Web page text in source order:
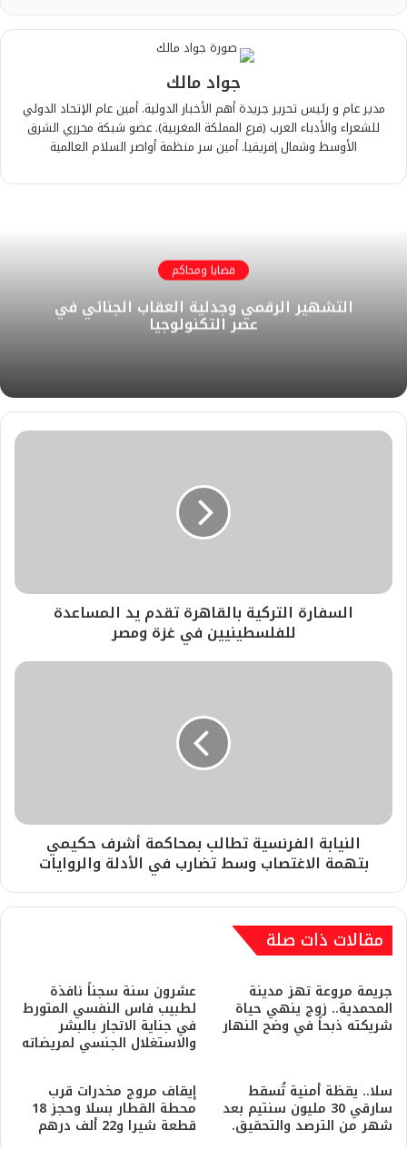
جواد مالك
مدير عام و رئيس تحرير جريدة أهم الأخبار الدولية. أمين عام الإتحاد الدولي
للشعراء والأدباء العرب (فرع المملكة المغربية). عضو شبكة محرري الشرق
الأوسط وشمال إفريقيا. أمين سر منظمة أواصر السلام العالمية
قضايا ومحاكم
التشهير الرقمي وجدلية العقاب الجنائي في
عصر التكنولوجيا
السفارة التركية بالقاهرة تقدم يد المساعدة
للفلسطينيين في غزة ومصر
النيابة الفرنسية تطالب بمحاكمة أشرف حكيمي
بتهمة الاغتصاب وسط تضارب في الأدلة والروايات
مقالات ذات صلة
​جريمة مروعة تهز مدينة
المحمدية.. زوج ينهي حياة
شريكته ذبحاً في وضح النهار
عشرون سنة سجناً نافذة
لطبيب فاس النفسي المتورط
في جناية الاتجار بالبشر
والاستغلال الجنسي لمريضاته
سلا.. يقظة أمنية تُسقط
سارقي 30 مليون سنتيم بعد
شهر من الترصد والتحقيق.
إيقاف مروج مخدرات قرب
محطة القطار بسلا وحجز 18
قطعة شيرا و22 ألف درهم